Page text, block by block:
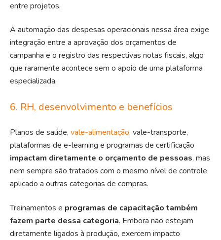
entre projetos.
A automação das despesas operacionais nessa área exige
integração entre a aprovação dos orçamentos de
campanha e o registro das respectivas notas fiscais, algo
que raramente acontece sem o apoio de uma plataforma
especializada.
6. RH, desenvolvimento e benefícios
Planos de saúde, vale-alimentação, vale-transporte,
plataformas de e-learning e programas de certificação
impactam diretamente o orçamento de pessoas, mas
nem sempre são tratados com o mesmo nível de controle
aplicado a outras categorias de compras.
Treinamentos e programas de capacitação também
fazem parte dessa categoria. Embora não estejam
diretamente ligados à produção, exercem impacto